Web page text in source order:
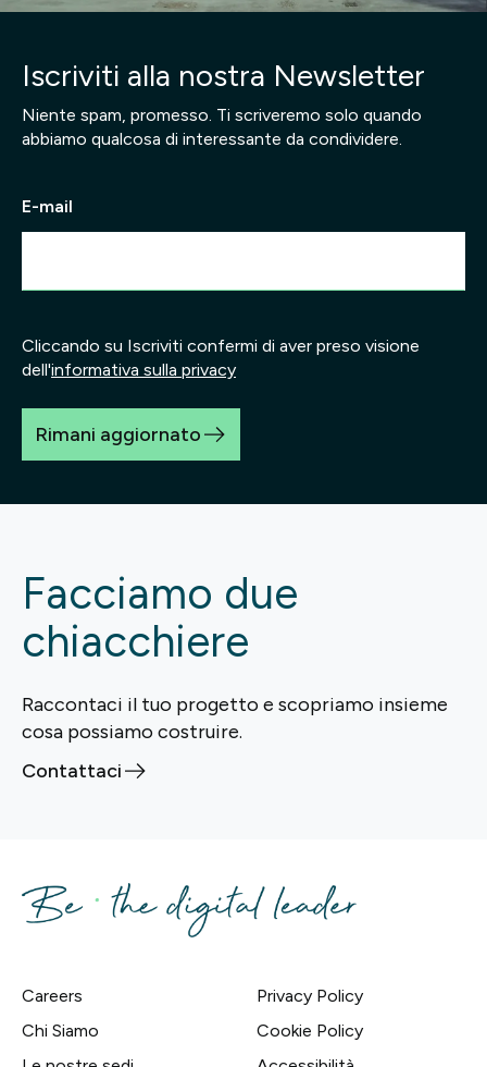
Iscriviti alla nostra Newsletter
Niente spam, promesso. Ti scriveremo solo quando
abbiamo qualcosa di interessante da condividere.
E-mail
Cliccando su Iscriviti confermi di aver preso visione
dell'informativa sulla privacy
Rimani aggiornato
Facciamo due
chiacchiere
Raccontaci il tuo progetto e scopriamo insieme
cosa possiamo costruire.
Contattaci
Careers
Chi Siamo
Privacy Policy
Cookie Policy